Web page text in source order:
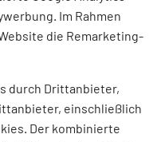
Im Rahmen
die Remarketing-
durch Drittanbieter,
einschließlich
Der kombinierte